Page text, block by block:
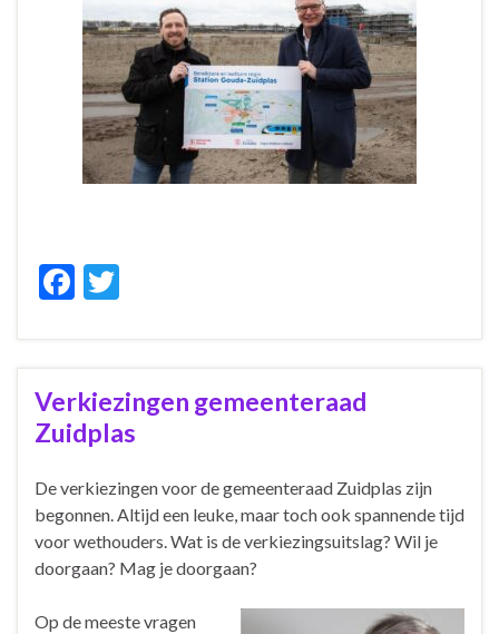
F
e
b
o
o
k
itt
er
Verkiezingen gemeenteraad
Zuidplas
De verkiezingen voor de gemeenteraad Zuidplas zijn
begonnen. Altijd een leuke, maar toch ook spannende tijd
voor wethouders. Wat is de verkiezingsuitslag? Wil je
doorgaan? Mag je doorgaan?
Op de meeste vragen